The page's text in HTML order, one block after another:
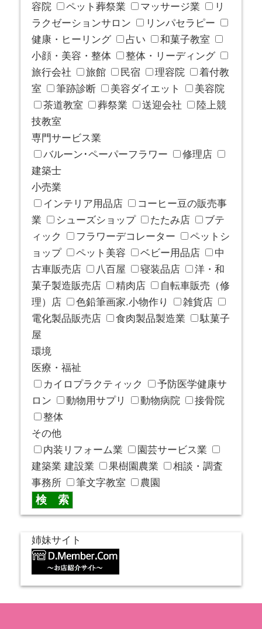
容院
ペット葬祭業 マッサージ業
リ
ラクゼーションサロン
リンパセラピー
健康・ヒーリング
占い
和菓子教室
小顔・美容・整体
整体・リーディング
旅行会社
旅館 民宿 理容院
着付教
室
筆跡診断 美容ダイエット
美容院
茶道教室
葬祭業 送迎会社
陸上競
技教室
専門サービス業
バルーン･ペーパーフラワー
修理店
建築士
小売業
インテリア用品店
コーヒー豆の販売事
業
シューズショップ たたみ店
ブテ
ィック
フラワーデコレーター
ペットシ
ョップ
ペット美容 ベビー用品店
中
古車販売店
八百屋 寝装品店
洋・和
菓子製造販売店
精肉店
自転車販売（修
理）店
色鉛筆画家.小物作り
雑貨店
電化製品販売店
食肉製品製造業
駄菓子
屋
環境
医療・福祉
カイロプラクティック
予防医学健康サ
ロン
動物用サプリ 動物病院
接骨院
整体
その他
内装リフォーム業
園芸サービス業
建築業 建設業
果樹園農業
相談・調査
事務所
筆文字教室 農園
姉妹サイト